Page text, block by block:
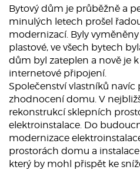
Bytový dům je průběžně a
minulých letech prošel
modernizací. Byly
plastové, ve všech bytech
dům byl zateplen a nově je
internetové připojení.
Společenství vlastníků navíc
zhodnocení domu. V
rekonstrukcí sklepních
elektroinstalace. Do
modernizace
prostorách domu a
který by mohl přispět ke